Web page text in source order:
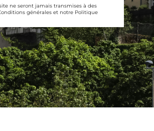
ne seront jamais transmises à des
générales et notre Politique